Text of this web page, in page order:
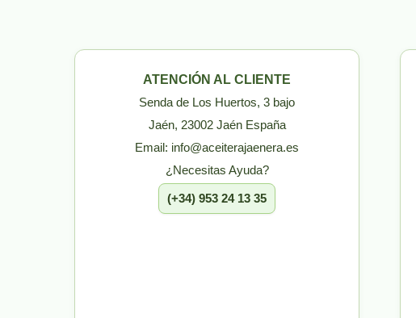
ATENCIÓN AL CLIENTE
Senda de Los Huertos, 3 bajo
Jaén, 23002 Jaén España
Email: info@aceiterajaenera.es
¿Necesitas Ayuda?
(+34) 953 24 13 35